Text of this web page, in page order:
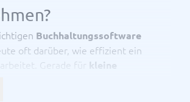
Buchhaltungssoftware
oft darüber, wie effizient ein
Gerade für kleine